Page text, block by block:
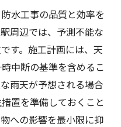
水工事の品質と効率を
周辺では、予測不能な
す。施工計画には、天
中断の基準を含めるこ
雨天が予想される場合
置を準備しておくこと
への影響を最小限に抑